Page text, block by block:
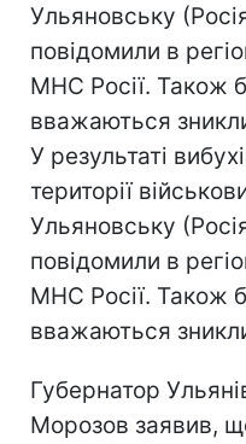
Ульяновську
повідомили в
МНС Росії. Також
вважаються
У результаті
території
Ульяновську
повідомили в
МНС Росії. Також
вважаються
Губернатор
Морозов заявив,